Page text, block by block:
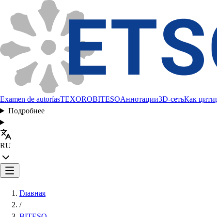
Examen de autoríasTEXOROBITESOАннотации3D-сетьКак
Подробнее
RU
Главная
/